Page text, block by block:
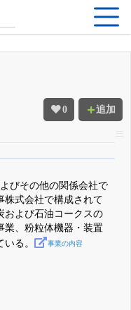
0 追加
る
先行利用も付きます
びその他の関係会社で
株式会社で構成されて
および石油コークスの
業、粉粒体機器・装置
る。
事業の内容